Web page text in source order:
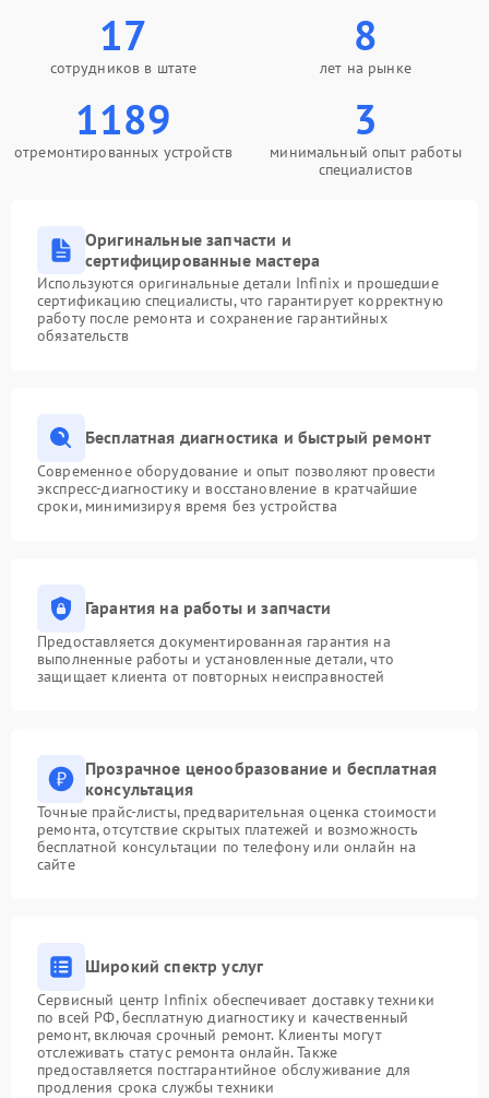
Проблемы Wi‑Fi или
Bluetooth модулей
Подробнее →
17
сотрудников в штате
8
лет на рынке
1189
отремонтированных устройств
3
минимальный опыт работы
специалистов
Оригинальные запчасти и
сертифицированные мастера
Используются оригинальные детали Infinix и прошедшие
сертификацию специалисты, что гарантирует корректную
работу после ремонта и сохранение гарантийных
обязательств
Бесплатная диагностика и быстрый ремонт
Современное оборудование и опыт позволяют провести
экспресс-диагностику и восстановление в кратчайшие
сроки, минимизируя время без устройства
Гарантия на работы и запчасти
Предоставляется документированная гарантия на
выполненные работы и установленные детали, что
защищает клиента от повторных неисправностей
Прозрачное ценообразование и бесплатная
консультация
Точные прайс-листы, предварительная оценка стоимости
ремонта, отсутствие скрытых платежей и возможность
бесплатной консультации по телефону или онлайн на
сайте
Широкий спектр услуг
Сервисный центр Infinix обеспечивает доставку техники
по всей РФ, бесплатную диагностику и качественный
ремонт, включая срочный ремонт. Клиенты могут
отслеживать статус ремонта онлайн. Также
предоставляется постгарантийное обслуживание для
продления срока службы техники